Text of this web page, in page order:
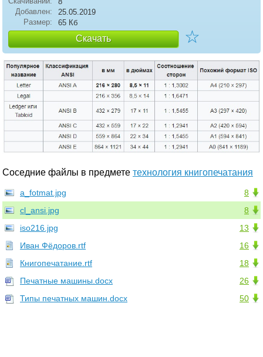
Добавлен:
25.05.2019
Размер:
65 Кб
Скачать ☆
Соседние файлы в предмете технология книгопечатания
8
a_fotmat.jpg
8
cl_ansi.jpg
13
iso216.jpg
16
Иван Фёдоров.rtf
18
Книгопечатание.rtf
26
Печатные машины.docx
50
Типы печатных машин.docx